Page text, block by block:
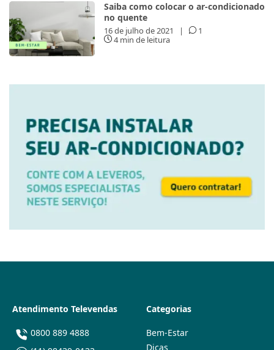
Saiba como colocar o ar-condicionado
no quente
16 de julho de 2021 |
1
4 min de leitura
Atendimento Televendas
0800 889 4888
Categorias
Bem-Estar
Dicas